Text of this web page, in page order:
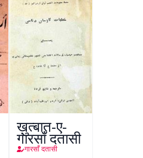
ख़ुत्बात-ए-
गारसाँ दतासी
गारसाँ दतासी